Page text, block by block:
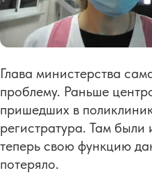
Глава министерства
проблему. Раньше
пришедших в
регистратура. Там
теперь свою функцию
потеряло.